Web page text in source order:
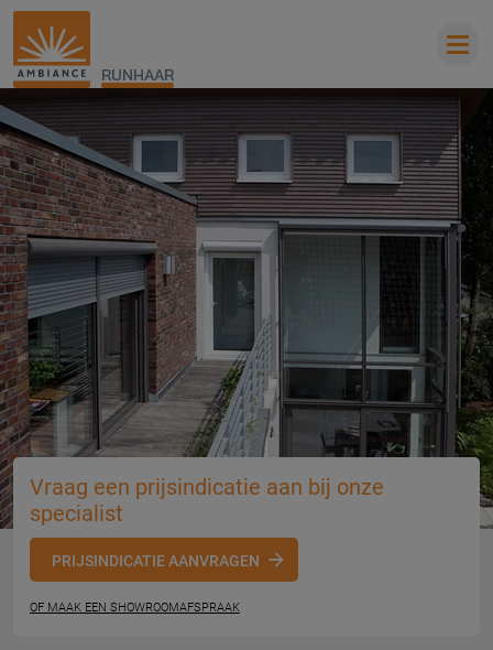
RUNHAAR
Vraag een prijsindicatie aan bij onze
specialist
PRIJSINDICATIE AANVRAGEN
OF MAAK EEN SHOWROOMAFSPRAAK